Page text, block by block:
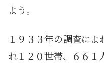
よう。
１９３３年の調査に
れ１２０世帯、６６１